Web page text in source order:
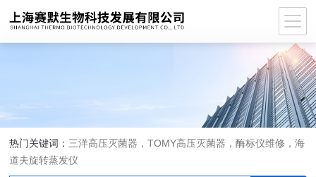
热门关键词： 三洋高压灭菌器，TOMY高压灭菌器，酶标仪维修，海
道夫旋转蒸发仪